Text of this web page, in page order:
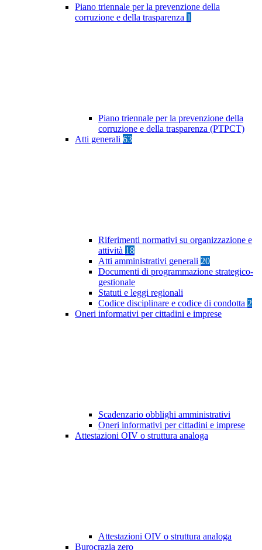
Piano triennale per la prevenzione della
corruzione e della trasparenza 1
Piano triennale per la prevenzione della
corruzione e della trasparenza (PTPCT)
Atti generali 63
Riferimenti normativi su organizzazione e
attività 18
Atti amministrativi generali 20
Documenti di programmazione strategico-
gestionale
Statuti e leggi regionali
Codice disciplinare e codice di condotta 2
Oneri informativi per cittadini e imprese
Scadenzario obblighi amministrativi
Oneri informativi per cittadini e imprese
Attestazioni OIV o struttura analoga
Attestazioni OIV o struttura analoga
Burocrazia zero